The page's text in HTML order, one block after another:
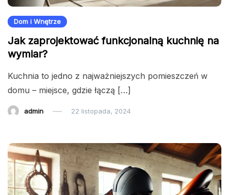
Dom i Wnętrze
Jak zaprojektować funkcjonalną kuchnię na
wymiar?
Kuchnia to jedno z najważniejszych pomieszczeń w
domu – miejsce, gdzie łączą […]
admin 22 listopada, 2024